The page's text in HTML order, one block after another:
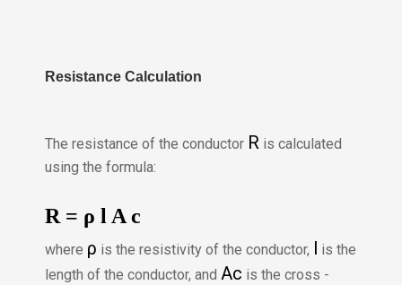
Resistance Calculation
The resistance of the conductor R is calculated
using the formula:
R = ρ l A c
where ρ is the resistivity of the conductor, l is the
length of the conductor, and Ac is the cross -